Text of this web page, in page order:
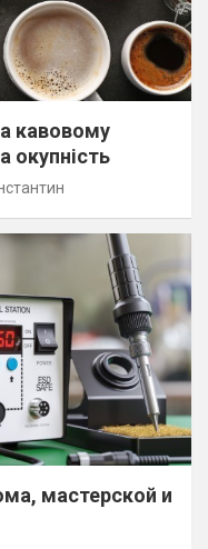
кавовому
окупність
мастерской и